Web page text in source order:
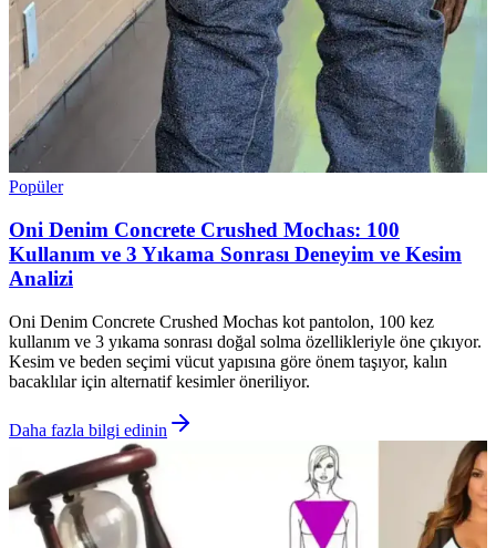
Popüler
Oni Denim Concrete Crushed Mochas: 100
Kullanım ve 3 Yıkama Sonrası Deneyim ve Kesim
Analizi
Oni Denim Concrete Crushed Mochas kot pantolon, 100 kez
kullanım ve 3 yıkama sonrası doğal solma özellikleriyle öne çıkıyor.
Kesim ve beden seçimi vücut yapısına göre önem taşıyor, kalın
bacaklılar için alternatif kesimler öneriliyor.
Daha fazla bilgi edinin